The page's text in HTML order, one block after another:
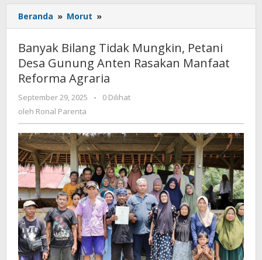
Beranda » Morut »
Bilang
Tidak
Mungkin,
Petani
Desa
Anten
Manfaat
Reforma
Agraria
Banyak Bilang Tidak Mungkin, Petani
Desa Gunung Anten Rasakan Manfaat
Reforma Agraria
September 29, 2025
oleh
-
0 Dilihat
oleh Ronal Parenta